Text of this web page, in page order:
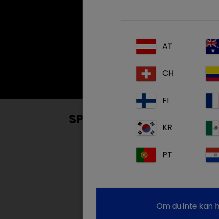
SPECIFIC
The
AT
CH
FI
KR
PT
Om du inte kan